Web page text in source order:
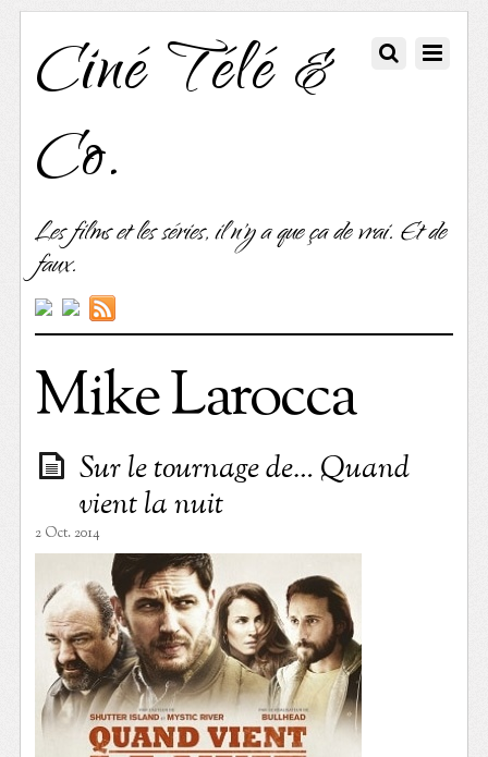
Ciné Télé &
Co.
Les films et les séries, il n'y a que ça de vrai. Et de
faux.
Mike Larocca
Sur le tournage de… Quand
vient la nuit
2 Oct. 2014